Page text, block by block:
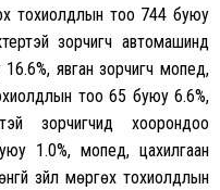
тохиолдлын тоо 744 буюу
зорчигч автомашинд
явган зорчигч мопед,
тоо 65 буюу 6.6%,
зорчигчид хоорондоо
1.0%, мопед, цахилгаан
зүйл мөргөх тохиолдлын